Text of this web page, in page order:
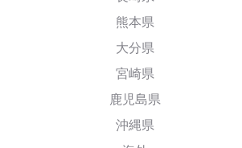
熊本県
大分県
宮崎県
鹿児島県
沖縄県